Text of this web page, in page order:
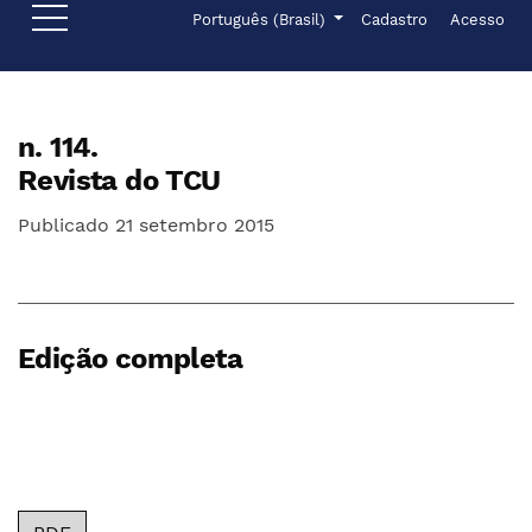
Ir para o menu de navegação principal
Ir para o conteúdo principal
Ir para o rodapé Idioma
Português (Brasil)
Menu de Cadastro Acesso
n. 114.
Revista do TCU
Publicado 21 setembro 2015
Edição completa